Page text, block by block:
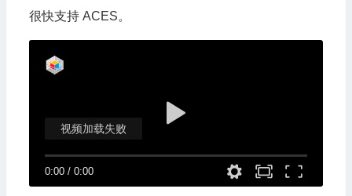
很快支持 ACES。
0:00/ 0:00
视频加载失败